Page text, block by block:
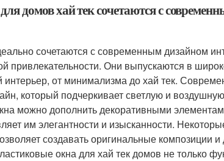
домов хай тек сочетаются с
сочетаются с современным дизайном
привлекательности. Они выпускаются в
интерьер, от минимализма до хай тек.
который подчеркивает светлую и
можно дополнить декоративными
им элегантности и изысканности.
создавать оригинальные композиции и
окна для хай тек домов не только